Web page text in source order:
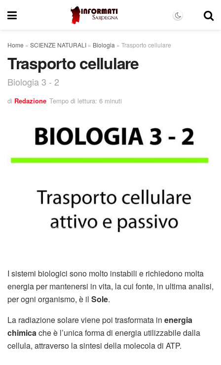
Home » SCIENZE NATURALI » Biologia » Trasporto cellulare
Trasporto cellulare
Biologia 3 - 2
di Redazione Tempo di lettura: 6 minuti
I sistemi biologici sono molto instabili e richiedono molta
energia per mantenersi in vita, la cui fonte, in ultima analisi,
per ogni organismo, è il Sole.
La radiazione solare viene poi trasformata in energia
chimicache è l’unica forma di energia utilizzabile dalla
cellula, attraverso la sintesi della molecola di ATP.